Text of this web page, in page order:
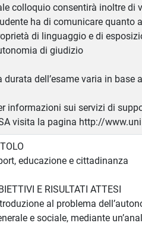
colloquio consentirà inoltre di
ha di comunicare quanto
di linguaggio e di
di giudizio
durata dell’esame varia in base
informazioni sui servizi di
visita la pagina http://
educazione e cittadinanza
E RISULTATI ATTESI
al problema
e sociale, mediante